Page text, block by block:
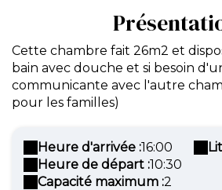
Cette chambre fait 26m2 et
bain avec douche et si besoin
communicante avec l'autre
pour les familles)
Heure d'arrivée :16:00
Heure de départ :10:30
Capacité maximum :2